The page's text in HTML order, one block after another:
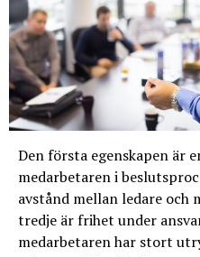
Den första egenskapen är
medarbetaren i
avstånd mellan ledare och
tredje är frihet under
medarbetaren har stort